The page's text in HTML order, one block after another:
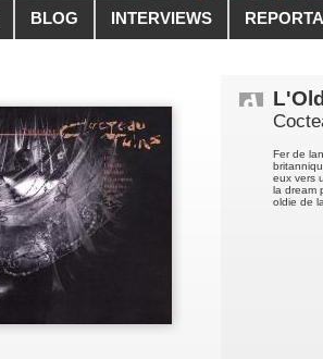
BLOG INTERVIEWS
Fer de
eux vers
la dream
oldie de